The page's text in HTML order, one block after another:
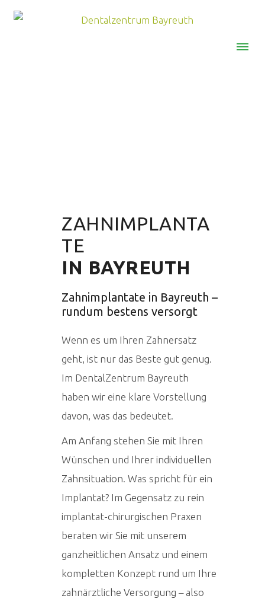
ZAHNIMPLANTA
TE
IN BAYREUTH
Zahnimplantate in Bayreuth –
rundum bestens versorgt
Wenn es um Ihren Zahnersatz
geht, ist nur das Beste gut genug.
Im DentalZentrum Bayreuth
haben wir eine klare Vorstellung
davon, was das bedeutet.
Am Anfang stehen Sie mit Ihren
Wünschen und Ihrer individuellen
Zahnsituation. Was spricht für ein
Implantat? Im Gegensatz zu rein
implantat-chirurgischen Praxen
beraten wir Sie mit unserem
ganzheitlichen Ansatz und einem
kompletten Konzept rund um Ihre
zahnärztliche Versorgung – also